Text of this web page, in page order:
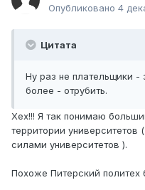
Опубликовано 4
Цитата
Ну раз не плательщики -
более - отрубить.
Хех!!! Я так понимаю
территории
силами университетов ).
Похоже Питерский политех